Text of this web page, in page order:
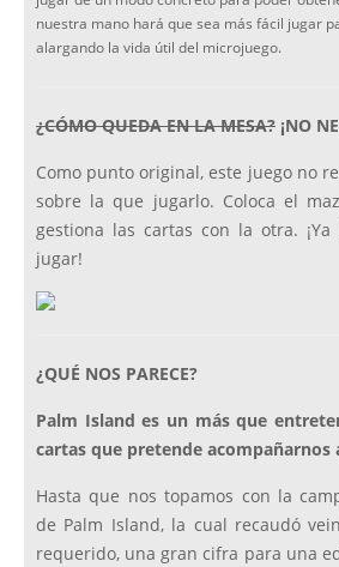
nuestra mano hará que sea más fácil jugar
alargando la vida útil del microjuego.
¿CÓMO QUEDA EN LA MESA? ¡NO
Como punto original, este juego no
sobre la que jugarlo. Coloca el
gestiona las cartas con la otra.
jugar!
¿QUÉ NOS PARECE?
Palm Island es un más que
cartas que pretende acompañarnos
Hasta que nos topamos con la
de Palm Island, la cual recaudó
requerido, una gran cifra para una